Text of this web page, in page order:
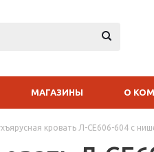
МАГАЗИНЫ О
кровать Л-CE606-604 с